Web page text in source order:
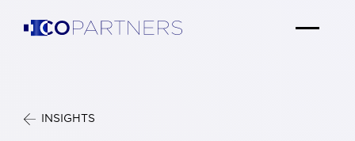
INSIGHTS